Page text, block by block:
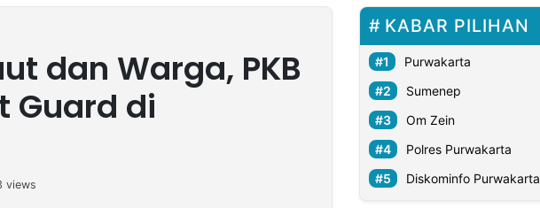
dan Warga, PKB
Guard di
views
KABAR PILIHAN
Purwakarta
Sumenep
Om Zein
Polres Purwakarta
Diskominfo Purwakarta